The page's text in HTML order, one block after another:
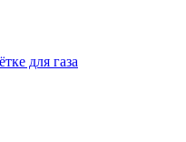
для газа